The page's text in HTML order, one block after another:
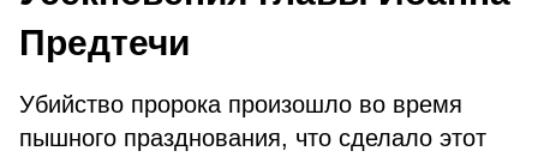
Предтечи
Убийство пророка произошло во время
пышного празднования, что сделало этот